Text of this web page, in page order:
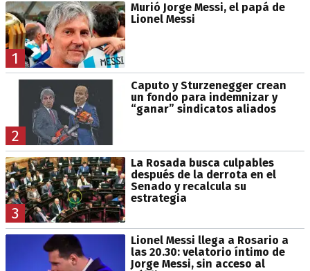
1
Murió Jorge Messi, el papá de
Lionel Messi
2
Caputo y Sturzenegger crean
un fondo para indemnizar y
“ganar” sindicatos aliados
3
La Rosada busca culpables
después de la derrota en el
Senado y recalcula su
estrategia
Lionel Messi llega a Rosario a
las 20.30: velatorio íntimo de
Jorge Messi, sin acceso al